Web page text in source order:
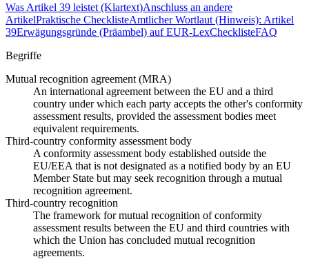
Was Artikel 39 leistet (Klartext)Anschluss an andere
ArtikelPraktische ChecklisteAmtlicher Wortlaut (Hinweis): Artikel
39Erwägungsgründe (Präambel) auf EUR-LexChecklisteFAQ
Begriffe
Mutual recognition agreement (MRA)
An international agreement between the EU and a third
country under which each party accepts the other's conformity
assessment results, provided the assessment bodies meet
equivalent requirements.
Third-country conformity assessment body
A conformity assessment body established outside the
EU/EEA that is not designated as a notified body by an EU
Member State but may seek recognition through a mutual
recognition agreement.
Third-country recognition
The framework for mutual recognition of conformity
assessment results between the EU and third countries with
which the Union has concluded mutual recognition
agreements.